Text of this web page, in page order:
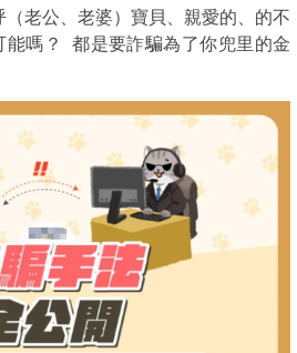
老公、老婆）寶貝、親愛的、的不
能嗎？ 都是要詐騙為了你兜里的金